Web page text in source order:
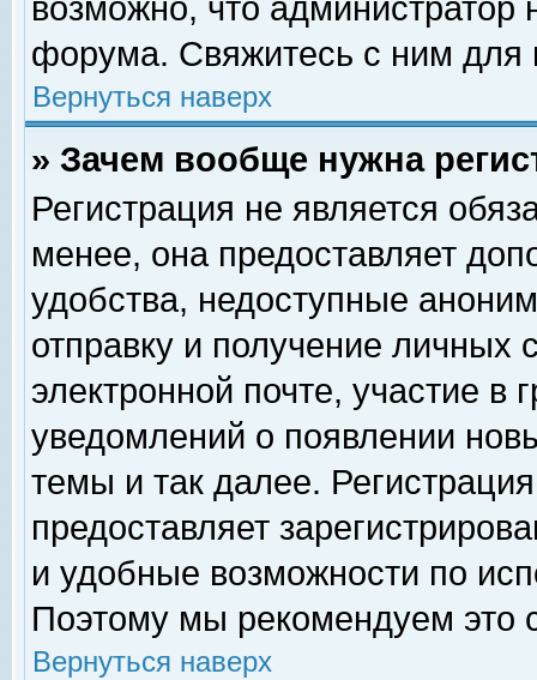
возможно, что
форума. Свяжитесь с ним для
Вернуться наверх
» Зачем вообще нужна
Регистрация не является
менее, она предоставляет
удобства, недоступные
отправку и получение личных
электронной почте, участие в
уведомлений о появлении
темы и так далее.
предоставляет
и удобные возможности по
Поэтому мы рекомендуем это
Вернуться наверх